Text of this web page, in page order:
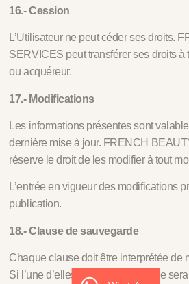
16.- Cession
L’Utilisateur ne peut céder ses droits.
SERVICES peut transférer ses droits à
ou acquéreur.
17.- Modifications
Les informations présentes sont
dernière mise à jour. FRENCH
réserve le droit de les modifier à tout
L’entrée en vigueur des modifications
publication.
18.- Clause de sauvegarde
Chaque clause doit être interprétée de
Si l’une d’elles est jugée nulle, elle